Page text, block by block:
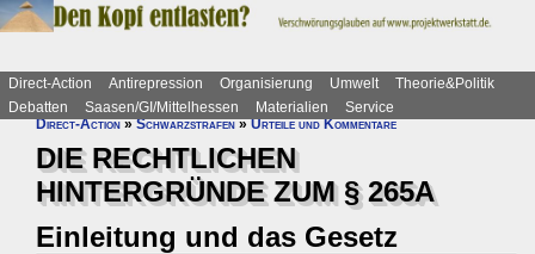
Direct-Action Antirepression Organisierung Umwelt
Theorie&Politik
Debatten
Saasen/GI/Mittelhessen Materialien
Service
Direct-Action»Schwarzstrafen»Urteile und Kommentare
DIE RECHTLICHEN
HINTERGRÜNDE ZUM § 265A
Einleitung und das Gesetz